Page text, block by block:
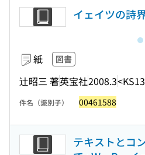
イェイツの詩
紙 図書
辻昭三 著英宝社2008.3
件名（識別子） 00461588
テキストとコ